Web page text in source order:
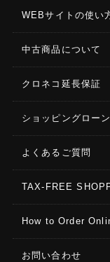
WEBサイトの使い
中古商品について
クロネコ延長保証
ショッピングローン
よくあるご質問
TAX-FREE
How to Order
お問い合わせ